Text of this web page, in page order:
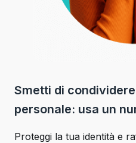
Smetti di
personale: usa un
Proteggi la tua identità e